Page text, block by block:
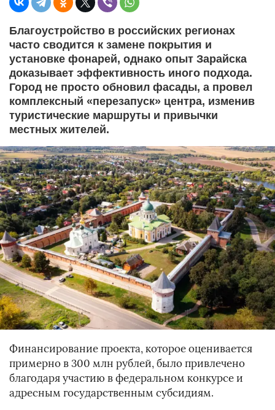
Благоустройство в российских регионах
часто сводится к замене покрытия и
установке фонарей, однако опыт Зарайска
доказывает эффективность иного подхода.
Город не просто обновил фасады, а провел
комплексный «перезапуск» центра, изменив
туристические маршруты и привычки
местных жителей.
Финансирование проекта, которое оценивается
примерно в 300 млн рублей, было привлечено
благодаря участию в федеральном конкурсе и
адресным государственным субсидиям.